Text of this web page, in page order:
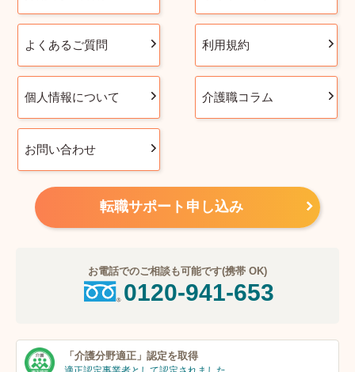
よくあるご質問 利用規約
個人情報について 介護職コラム
お問い合わせ
転職サポート申し込み
お電話でのご相談も可能です(携帯 OK)
0120-941-653
「介護分野適正」 認定を取得